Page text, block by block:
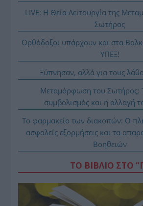
LIVE: Η Θεία Λειτουργία της
Σωτήρος
Ορθόδοξοι υπάρχουν και στα
ΥΠΕΞ!
Ξύπνησαν, αλλά για τους
Μεταμόρφωση του Σωτήρος:
συμβολισμός και η αλλαγή
Το φαρμακείο των διακοπών: Ο
ασφαλείς εξορμήσεις και τα
Βοηθειών
ΤΟ ΒΙΒΛΙΟ ΣΤΟ